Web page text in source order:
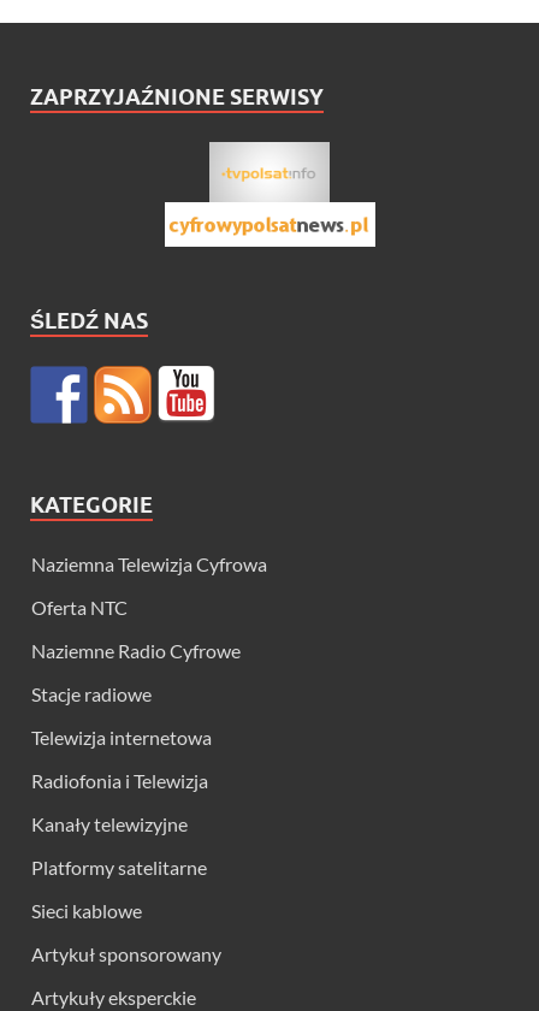
ZAPRZYJAŹNIONE SERWISY
ŚLEDŹ NAS
KATEGORIE
Naziemna Telewizja Cyfrowa
Oferta NTC
Naziemne Radio Cyfrowe
Stacje radiowe
Telewizja internetowa
Radiofonia i Telewizja
Kanały telewizyjne
Platformy satelitarne
Sieci kablowe
Artykuł sponsorowany
Artykuły eksperckie